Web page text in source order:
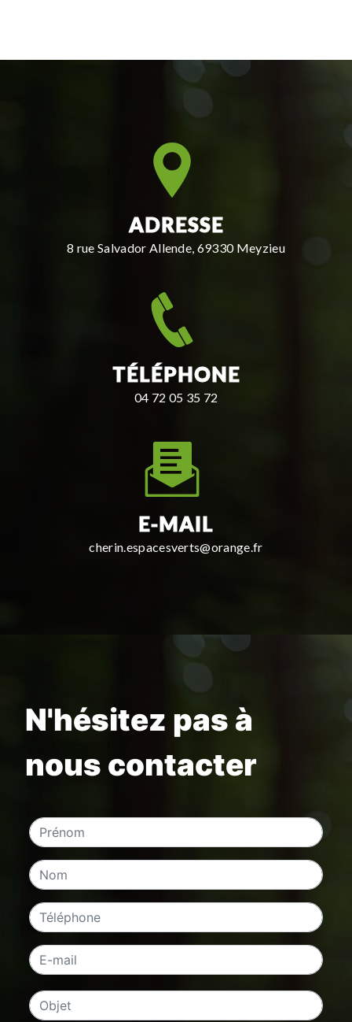
ADRESSE
8 rue Salvador Allende, 69330 Meyzieu
TÉLÉPHONE
04 72 05 35 72
E-MAIL
cherin.espacesverts@orange.fr
N'hésitez pas à
nous contacter